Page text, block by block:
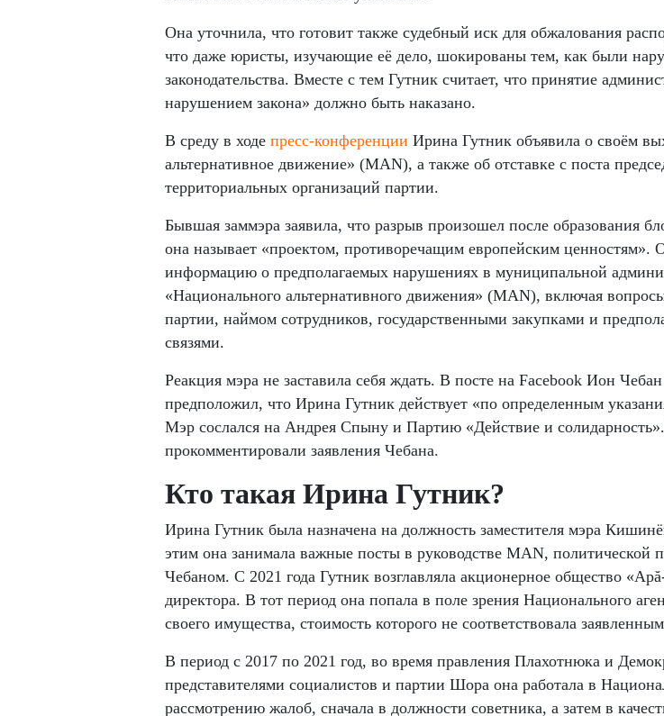
Она уточнила, что готовит также судебный иск для обжалования
что даже юристы, изучающие её дело, шокированы тем, как были
законодательства. Вместе с тем Гутник считает, что принятие
нарушением закона» должно быть наказано.
В среду в ходе пресс-конференции Ирина Гутник объявила о своём
альтернативное движение» (MAN), а также об отставке с поста
территориальных организаций партии.
Бывшая заммэра заявила, что разрыв произошел после образования
она называет «проектом, противоречащим европейским ценностям».
информацию о предполагаемых нарушениях в муниципальной
«Национального альтернативного движения» (MAN), включая
партии, наймом сотрудников, государственными закупками и
связями.
Реакция мэра не заставила себя ждать. В посте на Facebook Ион
предположил, что Ирина Гутник действует «по определенным
Мэр сослался на Андрея Спыну и Партию «Действие и
прокомментировали заявления Чебана.
Кто такая Ирина Гутник?
Ирина Гутник была назначена на должность заместителя мэра
этим она занимала важные посты в руководстве MAN, политической
Чебаном. С 2021 года Гутник возглавляла акционерное общество
директора. В тот период она попала в поле зрения Национального
своего имущества, стоимость которого не соответствовала
В период с 2017 по 2021 год, во время правления Плахотнюка и
представителями социалистов и партии Шора она работала в
рассмотрению жалоб, сначала в должности советника, а затем в